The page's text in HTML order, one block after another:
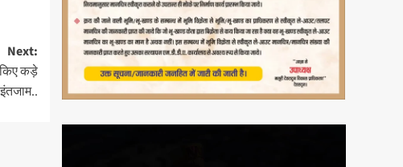
Next:
किए कड़े
इंतजाम..